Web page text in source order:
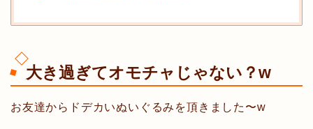
大き過ぎてオモチャじゃない？w
お友達からドデカいぬいぐるみを頂きました〜w